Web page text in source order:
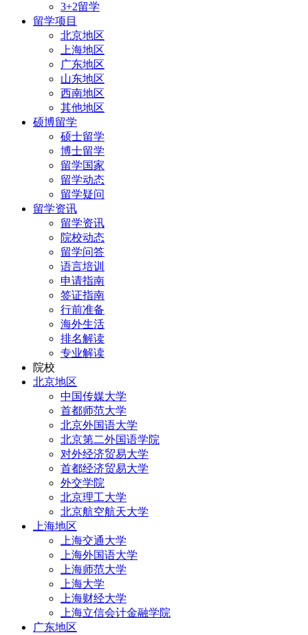
3+2留学
留学项目
北京地区
上海地区
广东地区
山东地区
西南地区
其他地区
硕博留学
硕士留学
博士留学
留学国家
留学动态
留学疑问
留学资讯
留学资讯
院校动态
留学问答
语言培训
申请指南
签证指南
行前准备
海外生活
排名解读
专业解读
院校
北京地区
中国传媒大学
首都师范大学
北京外国语大学
北京第二外国语学院
对外经济贸易大学
首都经济贸易大学
外交学院
北京理工大学
北京航空航天大学
上海地区
上海交通大学
上海外国语大学
上海师范大学
上海大学
上海财经大学
上海立信会计金融学院
广东地区